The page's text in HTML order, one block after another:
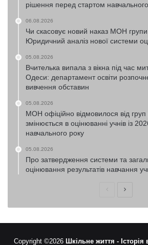
рішення перед стартом
06.08.2026
Чи скасовує новий наказ МОН групи
Юридичний аналіз нової системи
05.08.2026
Вчителька випала з вікна під час
Одеси: департамент освіти
вивчення обставин
05.08.2026
МОН офіційно відмовилося від груп
змінюється в оцінюванні учнів із
навчального року
05.08.2026
Про затвердження системи та
оцінювання результатів навчання
Попередня
Copyright ©2026 Шкільне життя -